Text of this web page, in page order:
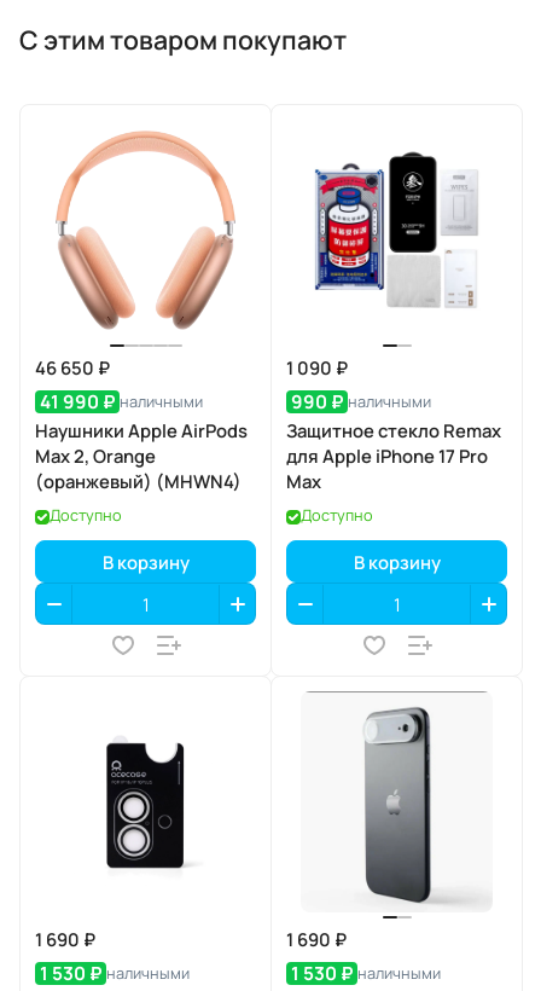
С этим товаром покупают
46 650 ₽
41 990 ₽ наличными
Наушники Apple AirPods
Max 2, Orange
(оранжевый) (MHWN4)
Доступно
В корзину
1 090 ₽
990 ₽ наличными
Защитное стекло Remax
для Apple iPhone 17 Pro
Max
Доступно
В корзину
1 690 ₽
1 530 ₽ наличными
1 690 ₽
1 530 ₽ наличными